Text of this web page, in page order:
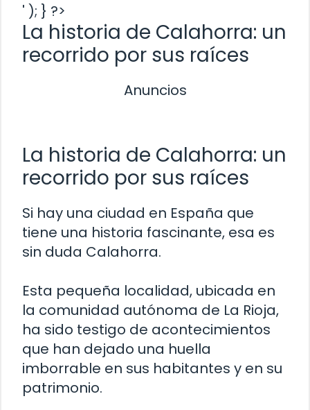
' ); } ?>
La historia de Calahorra: un
recorrido por sus raíces
Anuncios
La historia de Calahorra: un
recorrido por sus raíces
Si hay una ciudad en España que
tiene una historia fascinante, esa es
sin duda Calahorra.
Esta pequeña localidad, ubicada en
la comunidad autónoma de La Rioja,
ha sido testigo de acontecimientos
que han dejado una huella
imborrable en sus habitantes y en su
patrimonio.